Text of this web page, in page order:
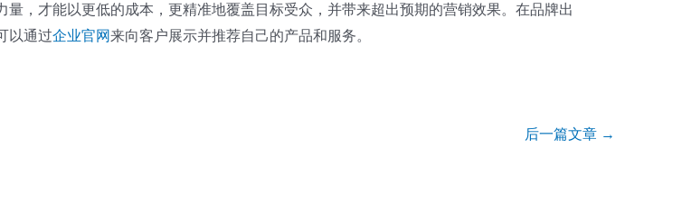
，才能以更低的成本，更精准地覆盖目标受众，并带来超出预期的营销效果。在品牌出
以通过企业官网来向客户展示并推荐自己的产品和服务。
后一篇文章 →